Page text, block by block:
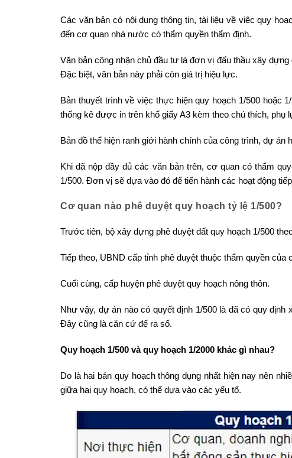
Các văn bản có nội dung thông tin, tài liệu về việc quy
đến cơ quan nhà nước có thẩm quyền thẩm định.
Văn bản công nhận chủ đầu tư là đơn vị đấu thầu xây
Đặc biệt, văn bản này phải còn giá trị hiệu lực.
Bản thuyết trình về việc thực hiện quy hoạch 1/500 hoặc
thống kê được in trên khổ giấy A3 kèm theo chú thích, phụ
Bản đồ thể hiện ranh giới hành chính của công trình, dự án
Khi đã nộp đầy đủ các văn bản trên, cơ quan có thẩm
1/500. Đơn vị sẽ dựa vào đó để tiến hành các hoạt động
Cơ quan nào phê duyệt quy hoạch tỷ lệ 1/500?
Trước tiên, bộ xây dựng phê duyệt đất quy hoạch 1/500
Tiếp theo, UBND cấp tỉnh phê duyệt thuộc thẩm quyền của
Cuối cùng, cấp huyện phê duyệt quy hoạch nông thôn.
Như vậy, dự án nào có quyết định 1/500 là đã có quy
Đây cũng là căn cứ để ra sổ.
Quy hoạch 1/500 và quy hoạch 1/2000 khác gì nhau?
Do là hai bản quy hoạch thông dụng nhất hiện nay nên
giữa hai quy hoạch, có thể dựa vào các yếu tố.